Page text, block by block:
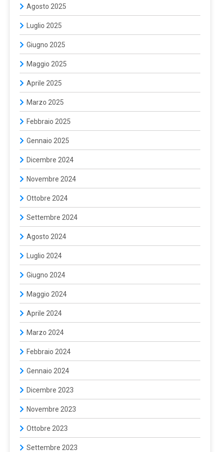
Agosto 2025
Luglio 2025
Giugno 2025
Maggio 2025
Aprile 2025
Marzo 2025
Febbraio 2025
Gennaio 2025
Dicembre 2024
Novembre 2024
Ottobre 2024
Settembre 2024
Agosto 2024
Luglio 2024
Giugno 2024
Maggio 2024
Aprile 2024
Marzo 2024
Febbraio 2024
Gennaio 2024
Dicembre 2023
Novembre 2023
Ottobre 2023
Settembre 2023